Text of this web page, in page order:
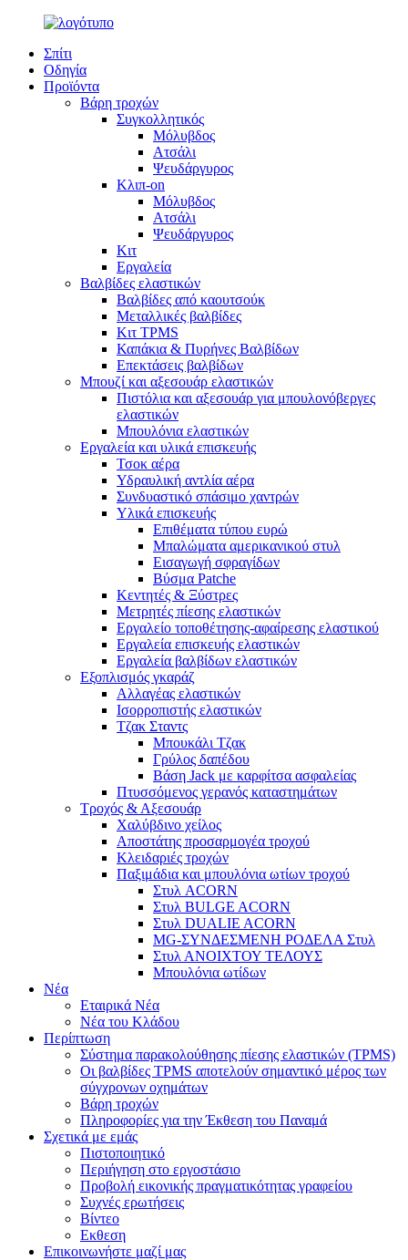
Σπίτι
Οδηγία
Προϊόντα
Βάρη τροχών
Συγκολλητικός
Μόλυβδος
Ατσάλι
Ψευδάργυρος
Κλιπ-on
Μόλυβδος
Ατσάλι
Ψευδάργυρος
Κιτ
Εργαλεία
Βαλβίδες ελαστικών
Βαλβίδες από καουτσούκ
Μεταλλικές βαλβίδες
Κιτ TPMS
Καπάκια & Πυρήνες Βαλβίδων
Επεκτάσεις βαλβίδων
Μπουζί και αξεσουάρ ελαστικών
Πιστόλια και αξεσουάρ για μπουλονόβεργες
ελαστικών
Μπουλόνια ελαστικών
Εργαλεία και υλικά επισκευής
Τσοκ αέρα
Υδραυλική αντλία αέρα
Συνδυαστικό σπάσιμο χαντρών
Υλικά επισκευής
Επιθέματα τύπου ευρώ
Μπαλώματα αμερικανικού στυλ
Εισαγωγή σφραγίδων
Βύσμα Patche
Κεντητές & Ξύστρες
Μετρητές πίεσης ελαστικών
Εργαλείο τοποθέτησης-αφαίρεσης ελαστικού
Εργαλεία επισκευής ελαστικών
Εργαλεία βαλβίδων ελαστικών
Εξοπλισμός γκαράζ
Αλλαγέας ελαστικών
Ισορροπιστής ελαστικών
Τζακ Σταντς
Μπουκάλι Τζακ
Γρύλος δαπέδου
Βάση Jack με καρφίτσα ασφαλείας
Πτυσσόμενος γερανός καταστημάτων
Τροχός & Αξεσουάρ
Χαλύβδινο χείλος
Αποστάτης προσαρμογέα τροχού
Κλειδαριές τροχών
Παξιμάδια και μπουλόνια ωτίων τροχού
Στυλ ACORN
Στυλ BULGE ACORN
Στυλ DUALIE ACORN
MG-ΣΥΝΔΕΣΜΕΝΗ ΡΟΔΕΛΑ Στυλ
Στυλ ΑΝΟΙΧΤΟΥ ΤΕΛΟΥΣ
Μπουλόνια ωτίδων
Νέα
Εταιρικά Νέα
Νέα του Κλάδου
Περίπτωση
Σύστημα παρακολούθησης πίεσης ελαστικών (TPMS)
Οι βαλβίδες TPMS αποτελούν σημαντικό μέρος των
σύγχρονων οχημάτων
Βάρη τροχών
Πληροφορίες για την Έκθεση του Παναμά
Σχετικά με εμάς
Πιστοποιητικό
Περιήγηση στο εργοστάσιο
Προβολή εικονικής πραγματικότητας γραφείου
Συχνές ερωτήσεις
Βίντεο
Εκθεση
Επικοινωνήστε μαζί μας